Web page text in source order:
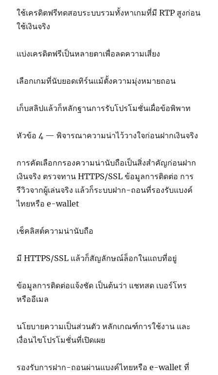
ใช้เครดิตฟรีทดสอบระบบรวมทั้งหาเกมที่มี RTP สูงก่อน
ใช้เงินจริง
แบ่งเครดิตฟรีเป็นหลายตาเพื่อลดความเสี่ยง
เลือกเกมที่นับยอดเทิร์นแม้ตั้งความมุ่งหมายถอน
เก็บสลิปแล้วก็หลักฐานการรับโปรโมชั่นเผื่อข้อพิพาท
หัวข้อ 4 — พิจารณาความน่าไว้วางใจก่อนฝากเงินจริง
การคัดเลือกกรองความน่านับถือเป็นสิ่งสำคัญก่อนฝาก
เงินจริง ตรวจทาน HTTPS/SSL ข้อมูลการติดต่อ การ
รีวิวจากผู้เล่นจริง แล้วก็ระบบฝาก-ถอนที่รองรับแบงค์
ไทยหรือ e-wallet
เช็คลิสต์ความน่านับถือ
มี HTTPS/SSL แล้วก็สัญลักษณ์ล็อกในแถบที่อยู่
ข้อมูลการติดต่อแจ้งชัด เป็นต้นว่า แชทสด เบอร์โทร
หรืออีเมล
นโยบายความเป็นส่วนตัว หลักเกณฑ์การใช้งาน และ
เงื่อนไขโปรโมชั่นที่เปิดเผย
รองรับการฝาก-ถอนผ่านแบงค์ไทยหรือ e-wallet ที่